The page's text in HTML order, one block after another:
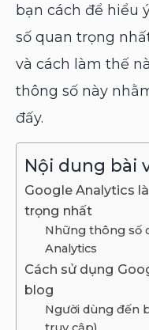
bạn cách để hiểu
số quan trọng
và cách làm thế
thông số này
đấy.
Nội dung bài
Google Analytics
trọng nhất
Những thông số
Analytics
Cách sử dụng
blog
Người dùng đến